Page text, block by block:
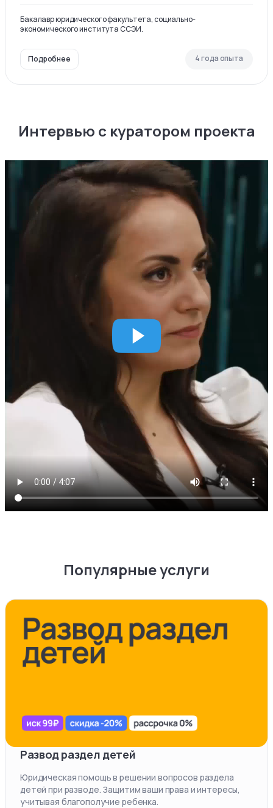
Бакалавр юридического факультета, социально-
экономического института ССЭИ.
Подробнее 4 года опыта
Интервью с куратором проекта
Популярные услуги
Развод раздел детей
Юридическая помощь в решении вопросов раздела
детей при разводе. Защитим ваши права и интересы,
учитывая благополучие ребенка.